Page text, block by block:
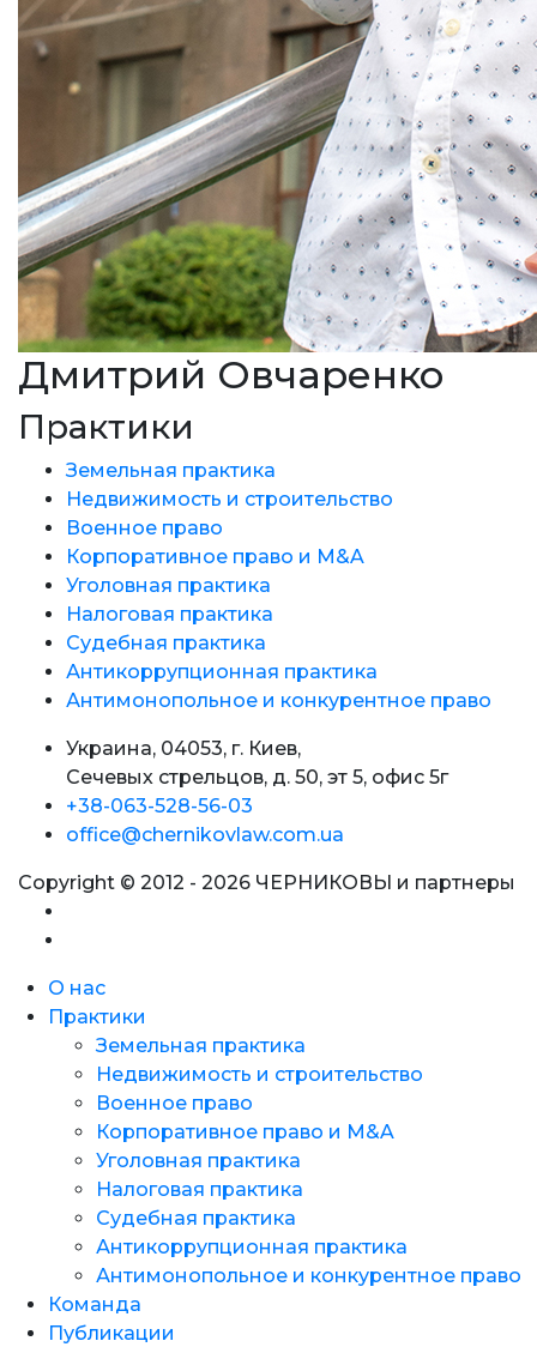
Дмитрий Овчаренко
Практики
Земельная практика
Недвижимость и строительство
Военное право
Корпоративное право и M&A
Уголовная практика
Налоговая практика
Судебная практика
Антикоррупционная практика
Антимонопольное и конкурентное право
Украина, 04053, г. Киев,
Сечевых стрельцов, д. 50, эт 5, офис 5г
+38-063-528-56-03
office@chernikovlaw.com.ua
Copyright © 2012 - 2026 ЧЕРНИКОВЫ и партнеры
О нас
Практики
Земельная практика
Недвижимость и строительство
Военное право
Корпоративное право и M&A
Уголовная практика
Налоговая практика
Судебная практика
Антикоррупционная практика
Антимонопольное и конкурентное право
Команда
Публикации